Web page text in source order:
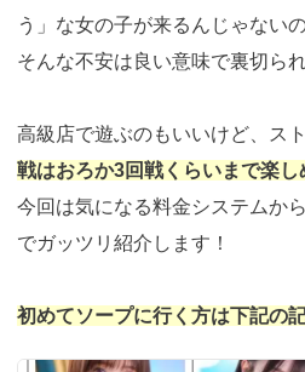
う」な女の子が来るんじゃない
そんな不安は良い意味で裏切ら
高級店で遊ぶのもいいけど、ス
戦はおろか3回戦くらいまで楽し
今回は気になる料金システムか
でガッツリ紹介します！
初めてソープに行く方は下記の